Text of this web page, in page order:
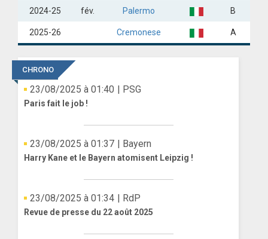
2024-25 fév. Palermo B
2025-26 Cremonese A
CHRONO
23/08/2025 à 01:40 | PSG
Paris fait le job !
23/08/2025 à 01:37 | Bayern
Harry Kane et le Bayern atomisent Leipzig !
23/08/2025 à 01:34 | RdP
Revue de presse du 22 août 2025